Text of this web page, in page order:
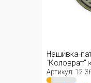
Нашивка-
"Коловрат"
Артикул: 12-